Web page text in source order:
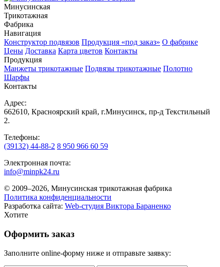
Минусинская
Трикотажная
Фабрика
Навигация
Конструктор подвязов Продукция «под заказ» О фабрике
Цены Доставка Карта цветов Контакты
Продукция
Манжеты трикотажные Подвязы трикотажные Полотно
Шарфы
Контакты
Адрес:
662610, Красноярский край, г.Минусинск, пр-д Текстильный
2.
Телефоны:
(39132) 44-88-2 8 950 966 60 59
Электронная почта:
info@minpk24.ru
© 2009–2026, Минусинская трикотажная фабрика
Политика конфиденциальности
Разработка сайта: Web-студия Виктора Бараненко
Хотите
Оформить заказ
Заполните online-форму ниже и отправьте заявку: